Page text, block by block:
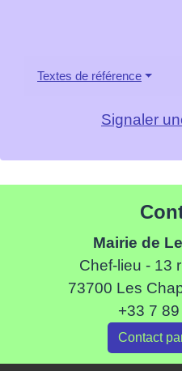
Textes de référence
Signaler
Mairie de
Chef-lieu - 13
73700 Les
+33 7
Contact